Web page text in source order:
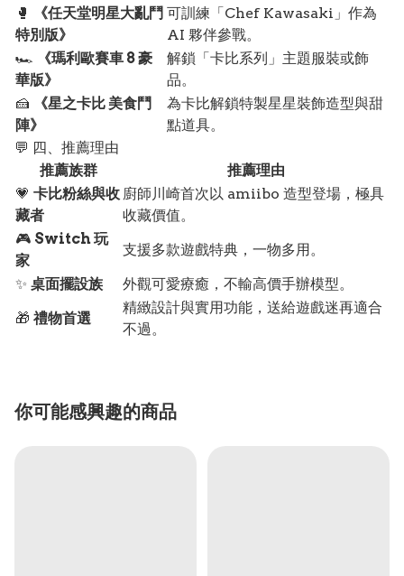
🥊
《任天堂明星大亂鬥
特別版》
可訓練「Chef Kawasaki」作為
AI 夥伴參戰。
🏎️
《瑪利歐賽車 8 豪
華版》
解鎖「卡比系列」主題服裝或飾
品。
🍰
《星之卡比 美食鬥
陣》
為卡比解鎖特製星星裝飾造型與甜
點道具。
💬 四、推薦理由
推薦族群
推薦理由
💗 卡比粉絲與收
藏者
廚師川崎首次以 amiibo 造型登場，極具
收藏價值。
🎮 Switch 玩
家
支援多款遊戲特典，一物多用。
✨ 桌面擺設族
外觀可愛療癒，不輸高價手辦模型。
🎁 禮物首選
精緻設計與實用功能，送給遊戲迷再適合
不過。
你可能感興趣的商品